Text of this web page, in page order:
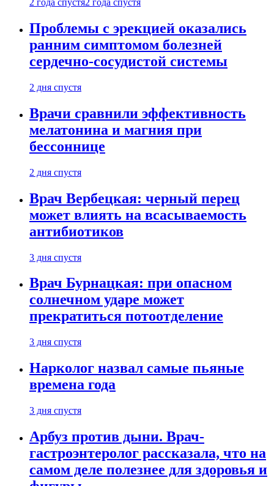
2 года спустя2 года спустя
Проблемы с эрекцией оказались
ранним симптомом болезней
сердечно-сосудистой системы
2 дня спустя
Врачи сравнили эффективность
мелатонина и магния при
бессоннице
2 дня спустя
Врач Вербецкая: черный перец
может влиять на всасываемость
антибиотиков
3 дня спустя
Врач Бурнацкая: при опасном
солнечном ударе может
прекратиться потоотделение
3 дня спустя
Нарколог назвал самые пьяные
времена года
3 дня спустя
Арбуз против дыни. Врач-
гастроэнтеролог рассказала, что на
самом деле полезнее для здоровья и